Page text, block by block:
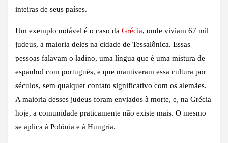
inteiras de seus países.
Um exemplo notável é o caso da Grécia, onde viviam 67 mil
judeus, a maioria deles na cidade de Tessalônica. Essas
pessoas falavam o ladino, uma língua que é uma mistura de
espanhol com português, e que mantiveram essa cultura por
séculos, sem qualquer contato significativo com os alemães.
A maioria desses judeus foram enviados à morte, e, na Grécia
hoje, a comunidade praticamente não existe mais. O mesmo
se aplica à Polônia e à Hungria.